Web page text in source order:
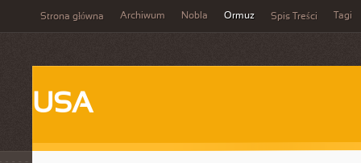
Strona główna Archiwum Nobla Ormuz Spis Treści Tagi
USA